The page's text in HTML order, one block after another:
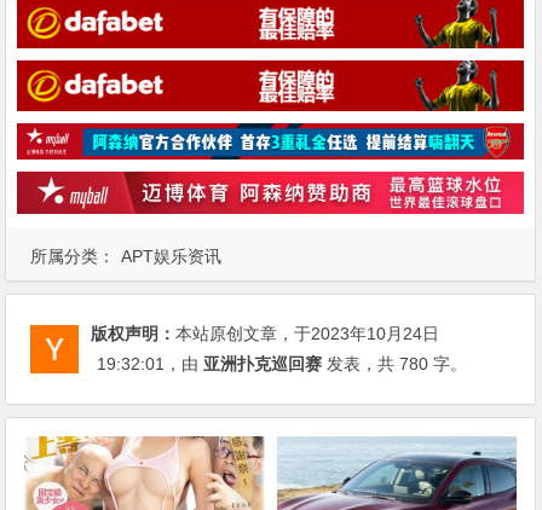
所属分类： APT娱乐资讯
版权声明：本站原创文章，于2023年10月24日
19:32:01 ，由亚洲扑克巡回赛 发表，共 780 字。